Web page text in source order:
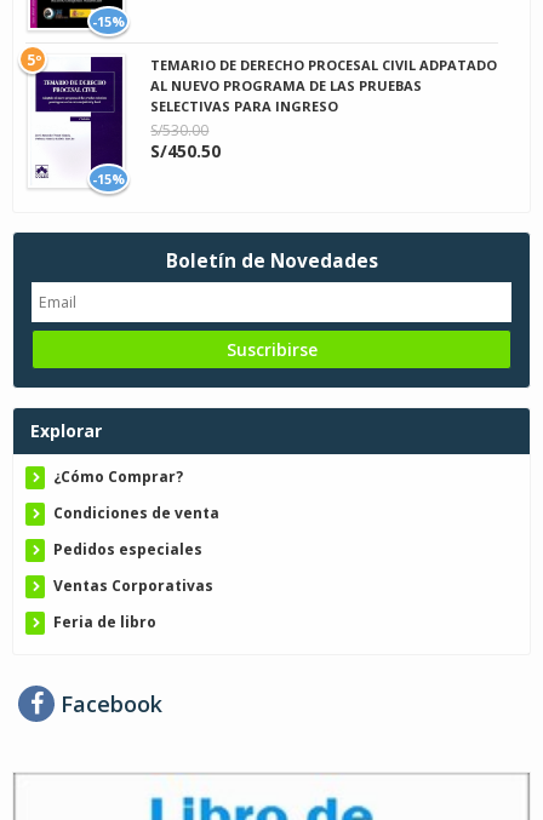
-15%
-15%
TEMARIO DE DERECHO PROCESAL CIVIL ADPATADO
AL NUEVO PROGRAMA DE LAS PRUEBAS
SELECTIVAS PARA INGRESO
S/530.00
S/450.50
5º
Boletín de Novedades
Explorar
¿Cómo Comprar?
Condiciones de venta
Pedidos especiales
Ventas Corporativas
Feria de libro
Facebook